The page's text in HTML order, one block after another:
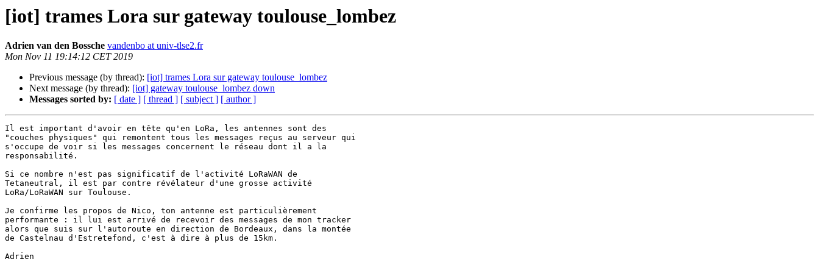
[iot] trames Lora sur gateway toulouse_lombez
Adrien van den Bossche vandenbo at univ-tlse2.fr
Mon Nov 11 19:14:12 CET 2019
Previous message (by thread): [iot] trames Lora sur gateway toulouse_lombez
Next message (by thread): [iot] gateway toulouse_lombez down
Messages sorted by: [ date ] [ thread ] [ subject ] [ author ]
Il est important d'avoir en tête qu'en LoRa, les antennes sont des
"couches physiques" qui remontent tous les messages reçus au serveur qui
s'occupe de voir si les messages concernent le réseau dont il a la
responsabilité.
Si ce nombre n'est pas significatif de l'activité LoRaWAN de
Tetaneutral, il est par contre révélateur d'une grosse activité
LoRa/LoRaWAN sur Toulouse.
Je confirme les propos de Nico, ton antenne est particulièrement
performante : il lui est arrivé de recevoir des messages de mon tracker
alors que suis sur l'autoroute en direction de Bordeaux, dans la montée
de Castelnau d'Estretefond, c'est à dire à plus de 15km.
Adrien